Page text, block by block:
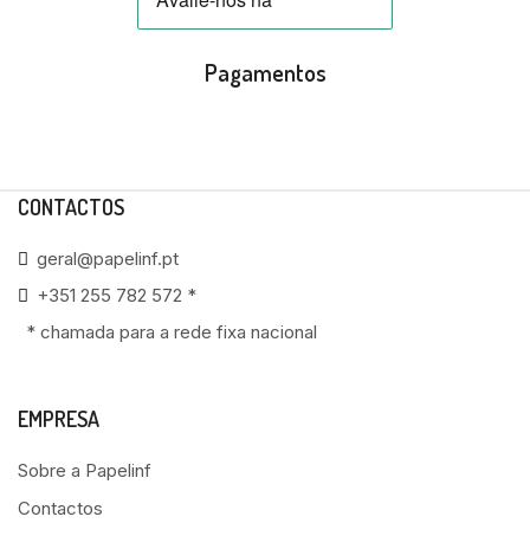
Pagamentos
CONTACTOS
geral@papelinf.pt
+351 255 782 572 *
* chamada para a rede fixa nacional
EMPRESA
Sobre a Papelinf
Contactos